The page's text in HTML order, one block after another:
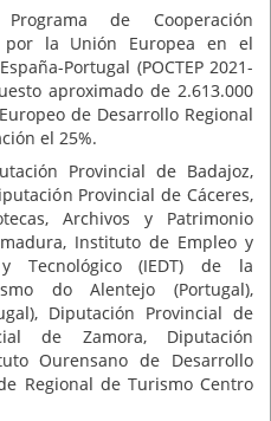
de Cooperación
por la Unión Europea en el
Portugal (POCTEP 2021-
aproximado de 2.613.000
de Desarrollo Regional
el 25%.
Provincial de Badajoz,
Provincial de Cáceres,
Archivos y Patrimonio
Instituto de Empleo y
y Tecnológico (IEDT) de la
do Alentejo (Portugal),
Diputación Provincial de
de Zamora, Diputación
Ourensano de Desarrollo
Regional de Turismo Centro